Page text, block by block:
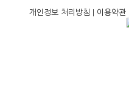
개인정보 처리방침 이용약관|